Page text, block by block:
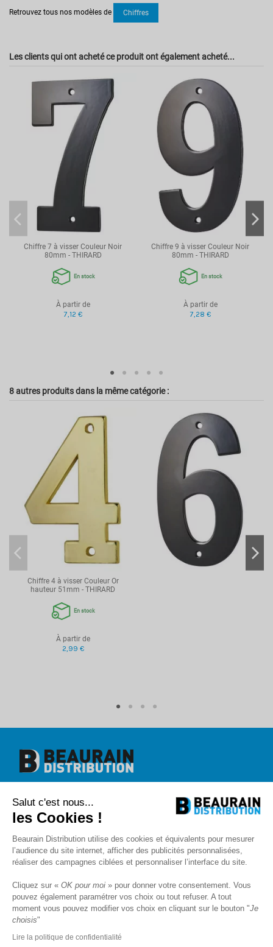
Retrouvez tous nos modèles de
Chiffres
Les clients qui ont acheté ce produit ont également acheté...
Chiffre 7 à visser Couleur Noir
80mm - THIRARD
En stock
À partir de
7,12 €
Chiffre 9 à visser Couleur Noir
80mm - THIRARD
En stock
À partir de
7,28 €
8 autres produits dans la même catégorie :
Chiffre 4 à visser Couleur Or
hauteur 51mm - THIRARD
En stock
À partir de
2,99 €
1 rue de l'abbé Caron
BP 40020
80390 Fressenneville
contact@beaurain-distribution.com
Qui sommes-nous?
Contact
Mentions légales
CGV
Politique de protection des données
Livraison
SAV et Garantie
Salut c'est nous...
les Cookies !
Beaurain Distribution utilise des cookies et équivalents pour mesurer
l’audience du site internet, afficher des publicités personnalisées,
réaliser des campagnes ciblées et personnaliser l’interface du site.
Cliquez sur « OK pour moi » pour donner votre consentement. Vous
pouvez également paramétrer vos choix ou tout refuser. A tout
moment vous pouvez modifier vos choix en cliquant sur le bouton "Je
choisis"
Lire la politique de confidentialité